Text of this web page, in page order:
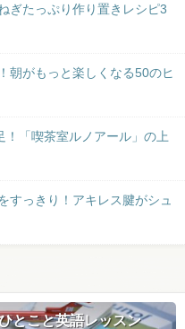
ぎたっぷり作り置きレシピ3
朝がもっと楽しくなる50のヒ
！「喫茶室ルノアール」の上
すっきり！アキレス腱がシュ
とこと英語レッスン